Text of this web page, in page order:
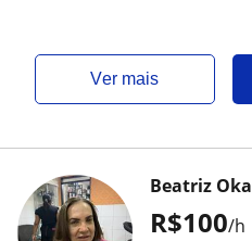
ver mais
R$100/h
Beatriz Oka